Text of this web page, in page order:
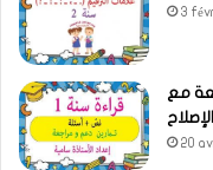
3
مع
الإصلاح
20